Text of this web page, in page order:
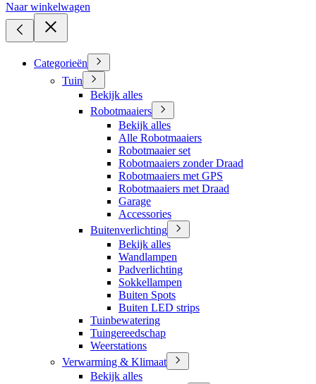
Naar winkelwagen
Categorieën
Tuin
Bekijk alles
Robotmaaiers
Bekijk alles
Alle Robotmaaiers
Robotmaaier set
Robotmaaiers zonder Draad
Robotmaaiers met GPS
Robotmaaiers met Draad
Garage
Accessories
Buitenverlichting
Bekijk alles
Wandlampen
Padverlichting
Sokkellampen
Buiten Spots
Buiten LED strips
Tuinbewatering
Tuingereedschap
Weerstations
Verwarming & Klimaat
Bekijk alles